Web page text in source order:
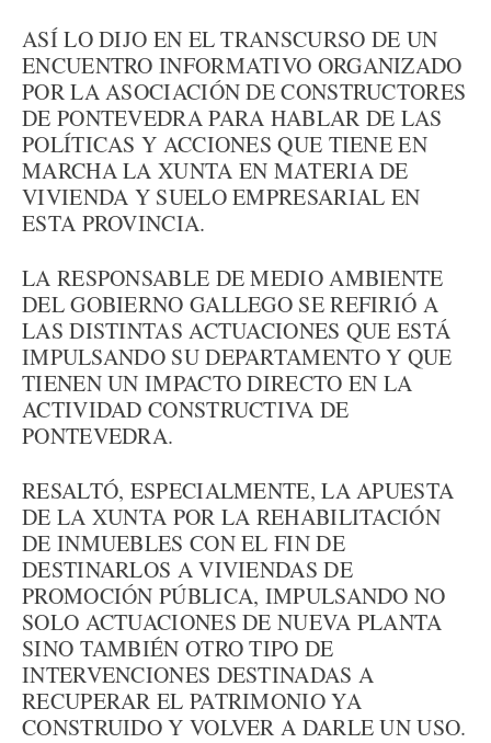
ASÍ LO DIJO EN EL TRANSCURSO DE UN
ENCUENTRO INFORMATIVO ORGANIZADO
POR LA ASOCIACIÓN DE CONSTRUCTORES
DE PONTEVEDRA PARA HABLAR DE LAS
POLÍTICAS Y ACCIONES QUE TIENE EN
MARCHA LA XUNTA EN MATERIA DE
VIVIENDA Y SUELO EMPRESARIAL EN
ESTA PROVINCIA.
LA RESPONSABLE DE MEDIO AMBIENTE
DEL GOBIERNO GALLEGO SE REFIRIÓ A
LAS DISTINTAS ACTUACIONES QUE ESTÁ
IMPULSANDO SU DEPARTAMENTO Y QUE
TIENEN UN IMPACTO DIRECTO EN LA
ACTIVIDAD CONSTRUCTIVA DE
PONTEVEDRA.
RESALTÓ, ESPECIALMENTE, LA APUESTA
DE LA XUNTA POR LA REHABILITACIÓN
DE INMUEBLES CON EL FIN DE
DESTINARLOS A VIVIENDAS DE
PROMOCIÓN PÚBLICA, IMPULSANDO NO
SOLO ACTUACIONES DE NUEVA PLANTA
SINO TAMBIÉN OTRO TIPO DE
INTERVENCIONES DESTINADAS A
RECUPERAR EL PATRIMONIO YA
CONSTRUIDO Y VOLVER A DARLE UN USO.